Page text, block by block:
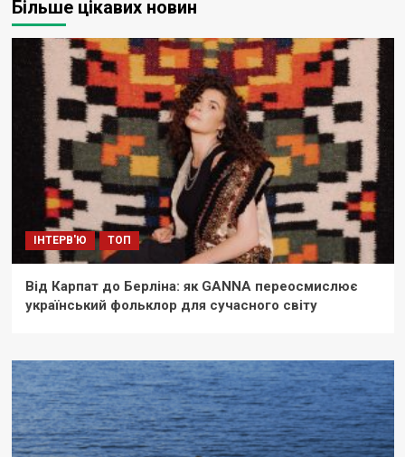
Більше цікавих новин
ІНТЕРВ'Ю ТОП
Від Карпат до Берліна: як GANNA переосмислює
український фольклор для сучасного світу